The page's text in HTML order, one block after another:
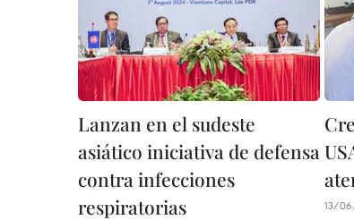
Lanzan en el sudeste
asiático iniciativa de defensa
contra infecciones
respiratorias
13/